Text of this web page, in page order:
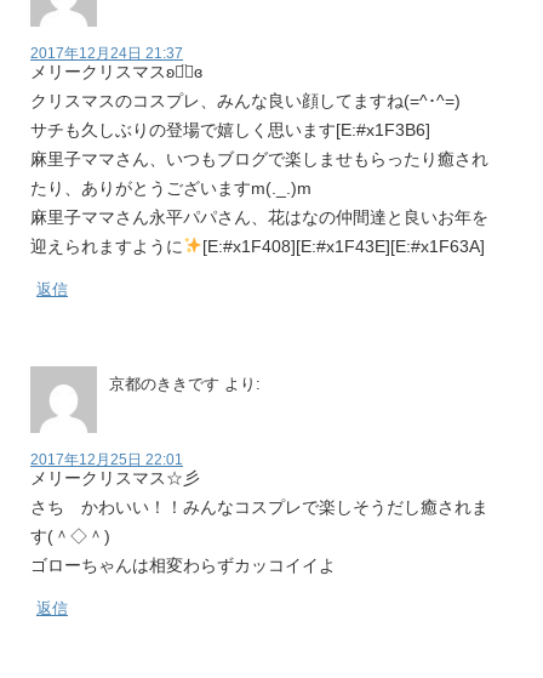
2017年12月24日 21:37
メリークリスマスʚ◡̈⃝ɞ
クリスマスのコスプレ、みんな良い顔してますね(=^･^=)
サチも久しぶりの登場で嬉しく思います[E:#x1F3B6]
麻里子ママさん、いつもブログで楽しませもらったり癒され
たり、ありがとうございますm(._.)m
麻里子ママさん永平パパさん、花はなの仲間達と良いお年を
迎えられますように
[E:#x1F408][E:#x1F43E][E:#x1F63A]
返信
京都のききです より:
2017年12月25日 22:01
メリークリスマス☆彡
さち かわいい！！みんなコスプレで楽しそうだし癒されま
す(＾◇＾)
ゴローちゃんは相変わらずカッコイイよ
返信